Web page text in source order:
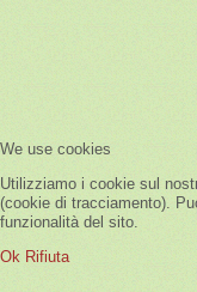
We use cookies
Utilizziamo i cookie sul
(cookie di tracciamento).
funzionalità del sito.
Ok Rifiuta